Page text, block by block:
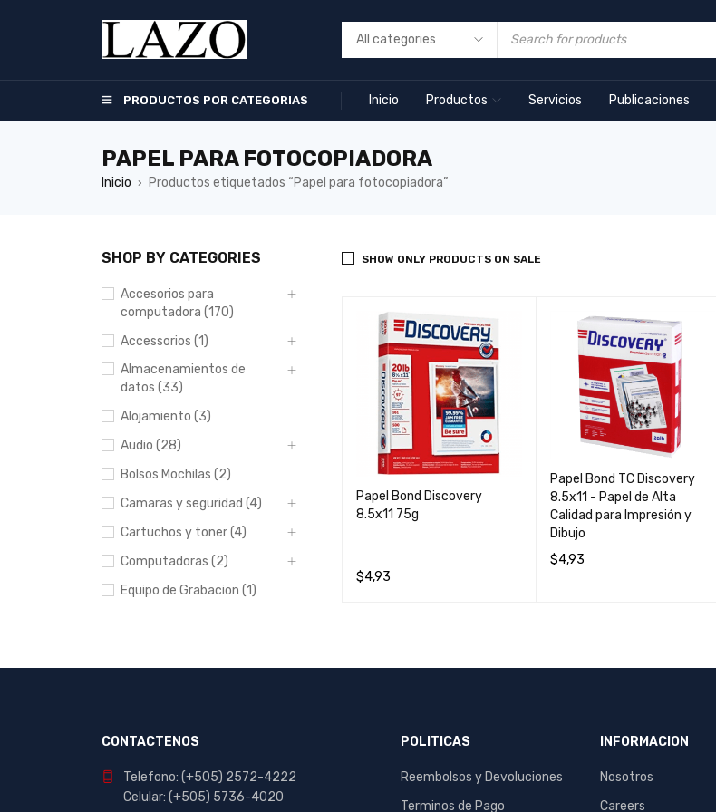
PRODUCTOS POR CATEGORIAS Inicio Productos Servicios Publicaciones
PAPEL PARA FOTOCOPIADORA
Inicio › Productos etiquetados “Papel para fotocopiadora”
SHOP BY CATEGORIES
Accesorios para
computadora (170)
Accessorios (1)
Almacenamientos de
datos (33)
Alojamiento (3)
Audio (28)
Bolsos Mochilas (2)
Camaras y seguridad (4)
Cartuchos y toner (4)
Computadoras (2)
Equipo de Grabacion (1)
Muebles (1)
Portables y
SHOW ONLY PRODUCTS ON SALE
Papel Bond Discovery
8.5x11 75g
$4,93
Papel Bond TC Discovery
8.5x11 - Papel de Alta
Calidad para Impresión y
Dibujo
$4,93
CONTACTENOS
Telefono: (+505) 2572-4222
Celular: (+505) 5736-4020
POLITICAS
Reembolsos y Devoluciones
Terminos de Pago
INFORMACION
Nosotros
Careers